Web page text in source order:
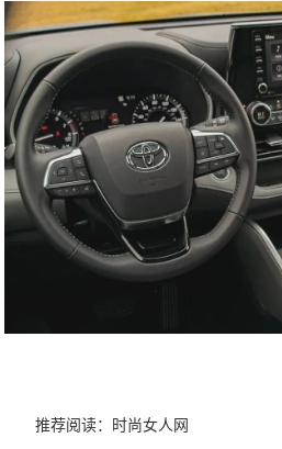
推荐阅读： 时尚女人网